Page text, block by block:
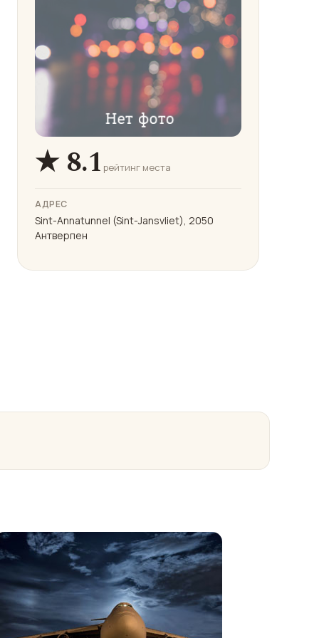
★ 8.1 рейтинг места
АДРЕС
Sint-Annatunnel (Sint-Jansvliet), 2050
Антверпен